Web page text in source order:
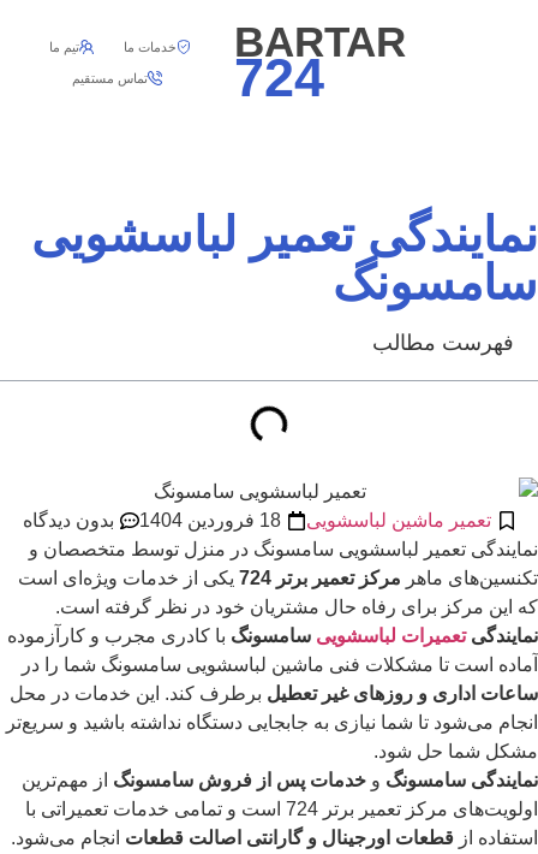
خدمات ما تیم ما
تماس مستقیم
BARTAR
724
نمایندگی تعمیر لباسشویی
سامسونگ
فهرست مطالب
تعمیر ماشین لباسشویی 18 فروردین 1404
بدون دیدگاه
نمایندگی تعمیر لباسشویی سامسونگ در منزل توسط متخصصان و
تکنسین‌های ماهر مرکز تعمیر برتر 724
یکی از خدمات ویژه‌ای است
که این مرکز برای رفاه حال مشتریان خود در نظر گرفته است.
نمایندگی تعمیرات لباسشویی سامسونگ با کادری مجرب و کارآزموده
آماده است تا مشکلات فنی ماشین لباسشویی سامسونگ شما را در
ساعات اداری و روزهای غیر تعطیل برطرف کند. این خدمات در محل
انجام می‌شود تا شما نیازی به جابجایی دستگاه نداشته باشید و سریع‌تر
مشکل شما حل شود.
نمایندگی سامسونگ و خدمات پس از فروش سامسونگ از مهم‌ترین
اولویت‌های مرکز تعمیر برتر 724 است و تمامی خدمات تعمیراتی با
استفاده از قطعات اورجینال و گارانتی اصالت قطعات انجام می‌شود.